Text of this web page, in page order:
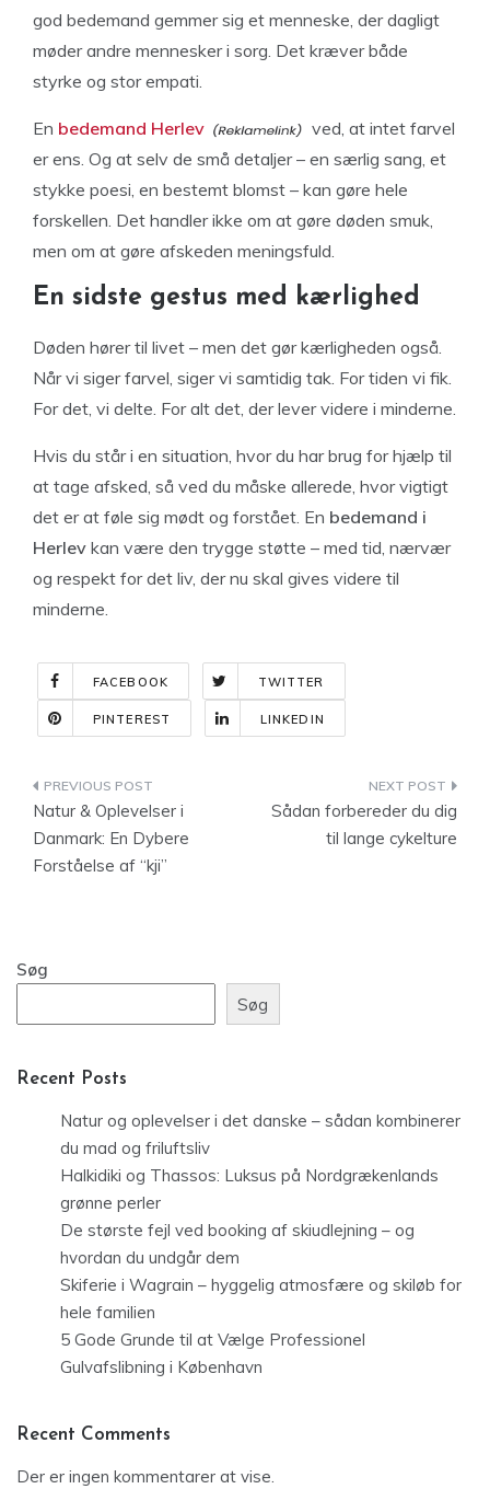
god bedemand gemmer sig et menneske, der dagligt
møder andre mennesker i sorg. Det kræver både
styrke og stor empati.
En bedemand Herlev
ved, at intet farvel
er ens. Og at selv de små detaljer – en særlig sang, et
stykke poesi, en bestemt blomst – kan gøre hele
forskellen. Det handler ikke om at gøre døden smuk,
men om at gøre afskeden meningsfuld.
En sidste gestus med kærlighed
Døden hører til livet – men det gør kærligheden også.
Når vi siger farvel, siger vi samtidig tak. For tiden vi fik.
For det, vi delte. For alt det, der lever videre i minderne.
Hvis du står i en situation, hvor du har brug for hjælp til
at tage afsked, så ved du måske allerede, hvor vigtigt
det er at føle sig mødt og forstået. En bedemand i
Herlev kan være den trygge støtte – med tid, nærvær
og respekt for det liv, der nu skal gives videre til
minderne.
FACEBOOK TWITTER
PINTEREST LINKEDIN
Indlægsnavigation
Natur & Oplevelser i
Danmark: En Dybere
Forståelse af “kji”
Sådan forbereder du dig
til lange cykelture
Søg
Søg
Recent Posts
Natur og oplevelser i det danske – sådan kombinerer
du mad og friluftsliv
Halkidiki og Thassos: Luksus på Nordgrækenlands
grønne perler
De største fejl ved booking af skiudlejning – og
hvordan du undgår dem
Skiferie i Wagrain – hyggelig atmosfære og skiløb for
hele familien
5 Gode Grunde til at Vælge Professionel
Gulvafslibning i København
Recent Comments
Der er ingen kommentarer at vise.